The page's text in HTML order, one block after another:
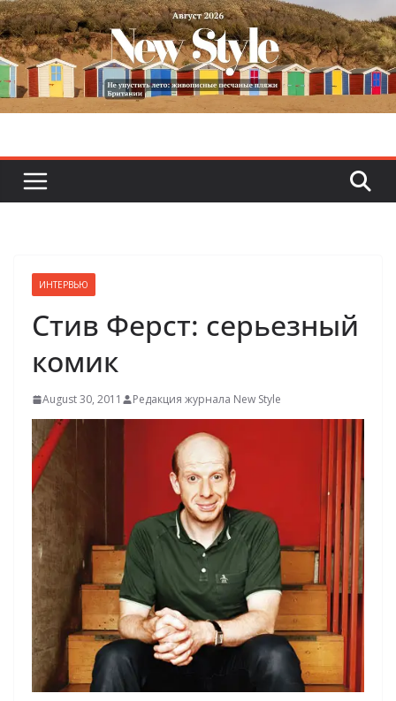
Skip
to
content
ИНТЕРВЬЮ
Стив Ферст: серьезный
комик
August 30, 2011 Редакция журнала New Style